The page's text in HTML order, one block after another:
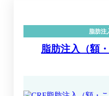
脂肪注
脂肪注入（額